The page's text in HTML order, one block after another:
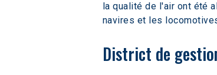
la qualité de l'air ont été
navires et les
District de